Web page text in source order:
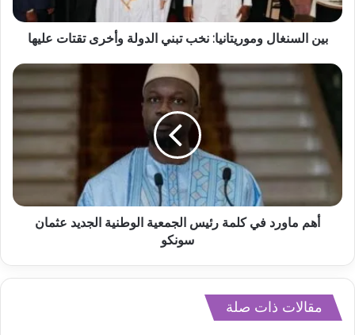
بين السنغال وموريتانيا: نخب تبني الدولة وأخرى تقتات عليها
أهم ماورد في كلمة رئيس الجمعية الوطنية الجديد عثمان
سونكو
مقالات ذات صلة